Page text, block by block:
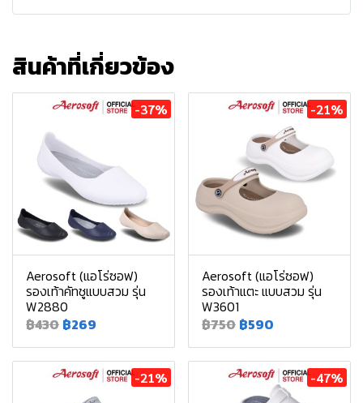
สินค้าที่เกี่ยวข้อง
-37%
Aerosoft (แอโร่ซอฟ)
รองเท้าคัทชูแบบสวม รุ่น
W2880
฿430 ฿269
-21%
Aerosoft (แอโร่ซอฟ)
รองเท้าแตะ แบบสวม รุ่น
W3601
฿750 ฿590
-21% -47%